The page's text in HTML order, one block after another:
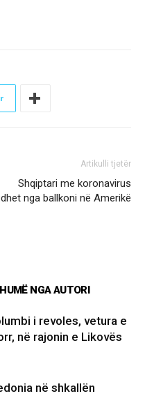
Artikulli tjetër
Shqiptari me koronavirus
nga ballkoni në Amerikë
NGA AUTORI
i revoles, vetura e
në rajonin e Likovës
në shkallën